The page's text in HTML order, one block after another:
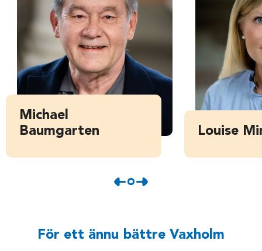
Michael
Baumgarten
Louise
För ett ännu bättre Vaxholm